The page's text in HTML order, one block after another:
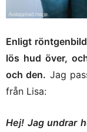
Enligt
lös hud över,
och den. Jag
från Lisa:
Hej! Jag undrar